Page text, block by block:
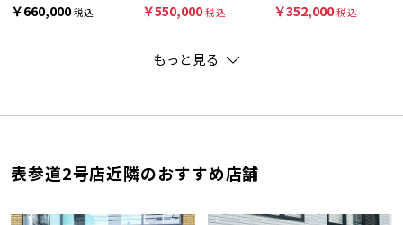
￥660,000税込 ￥550,000税込 ￥352,000税込
もっと見る
表参道2号店近隣のおすすめ店舗